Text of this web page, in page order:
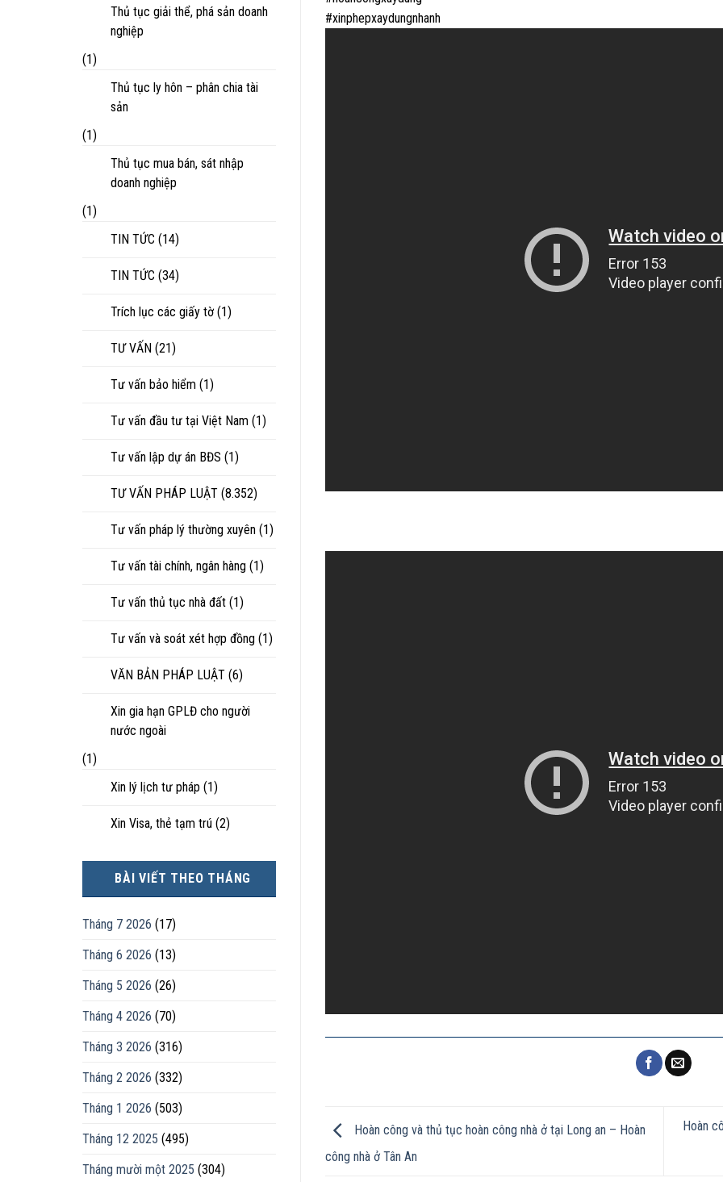
Thủ tục giải thể, phá sản doanh
nghiệp
(1)
Thủ tục ly hôn – phân chia tài
sản
(1)
Thủ tục mua bán, sát nhập
doanh nghiệp
(1)
TIN TỨC (14)
TIN TỨC (34)
Trích lục các giấy tờ (1)
TƯ VẤN (21)
Tư vấn bảo hiểm (1)
Tư vấn đầu tư tại Việt Nam (1)
Tư vấn lập dự án BĐS (1)
TƯ VẤN PHÁP LUẬT (8.352)
Tư vấn pháp lý thường xuyên (1)
Tư vấn tài chính, ngân hàng (1)
Tư vấn thủ tục nhà đất (1)
Tư vấn và soát xét hợp đồng (1)
VĂN BẢN PHÁP LUẬT (6)
Xin gia hạn GPLĐ cho người
nước ngoài
(1)
Xin lý lịch tư pháp (1)
Xin Visa, thẻ tạm trú (2)
BÀI VIẾT THEO THÁNG
Tháng 7 2026 (17)
Tháng 6 2026 (13)
Tháng 5 2026 (26)
Tháng 4 2026 (70)
Tháng 3 2026 (316)
Tháng 2 2026 (332)
Tháng 1 2026 (503)
Tháng 12 2025 (495)
Tháng mười một 2025 (304)
#xinphepxaydungnhanh
Hoàn công và thủ tục hoàn công nhà ở tại Long an – Hoàn
công nhà ở Tân An
Hoàn